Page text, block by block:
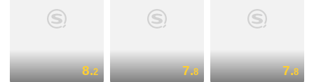
8.2 7.8 7.8